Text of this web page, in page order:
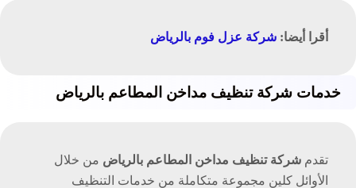
أقرا أيضا: شركة عزل فوم بالرياض
خدمات شركة تنظيف مداخن المطاعم بالرياض
تقدم شركة تنظيف مداخن المطاعم بالرياض من خلال
الأوائل كلين مجموعة متكاملة من خدمات التنظيف